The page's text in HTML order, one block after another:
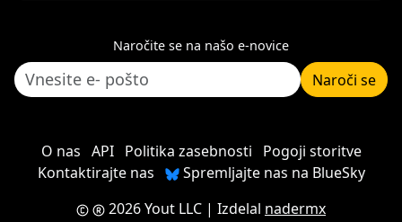
Naročite se na našo e-novice
Naroči se
O nas API Politika zasebnosti
Pogoji storitve
Kontaktirajte nas
Spremljajte nas na BlueSky
2026 Yout LLC | Izdelal nadermx